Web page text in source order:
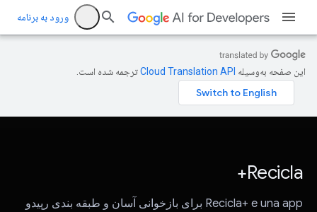
ورود به برنامه
این صفحه به‌وسیله ترجمه شده است.
Recicla+
Recicla+ e una app برای بازخوانی آسان و طبقه بندی رپیدو